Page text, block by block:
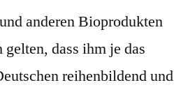
anderen Bioprodukten
dass ihm je das
reihenbildend und